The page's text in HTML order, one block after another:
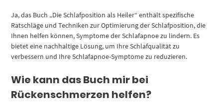
Ja, das Buch „Die Schlafposition als Heiler“ enthält spezifische
Ratschläge und Techniken zur Optimierung der Schlafposition, die
Ihnen helfen können, Symptome der Schlafapnoe zu lindern. Es
bietet eine nachhaltige Lösung, um Ihre Schlafqualität zu
verbessern und Ihre Schlafapnoe-Symptome zu reduzieren.
Wie kann das Buch mir bei
Rückenschmerzen helfen?